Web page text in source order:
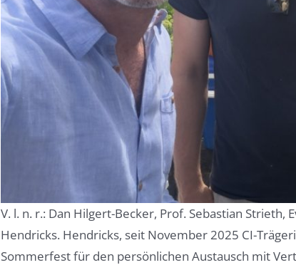
V. l. n. r.: Dan Hilgert-Becker, Prof. Sebastian Strieth,
Hendricks. Hendricks, seit November 2025 CI-
Sommerfest für den persönlichen Austausch mit